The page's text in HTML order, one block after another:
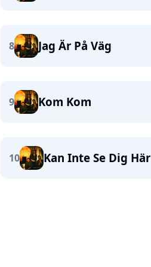
8 Jag Är På Väg
9 Kom Kom
10 Kan Inte Se Dig Här